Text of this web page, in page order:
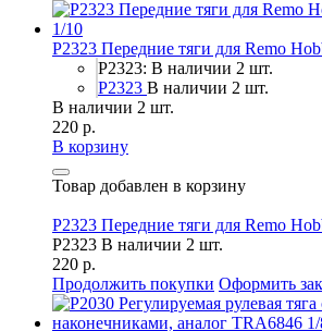
P2323 Передние тяги для Remo
P2323: В наличии 2 шт.
P2323 В наличии 2 шт.
В наличии 2 шт.
220 р.
В корзину
Товар добавлен в корзину
P2323 Передние тяги для Remo
P2323 В наличии 2 шт.
220 р.
Продолжить покупки Оформить